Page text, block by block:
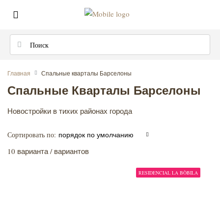
Главная Спальные кварталы Барселоны
Спальные Кварталы Барселоны
Новостройки в тихих районах города
10 варианта / вариантов
Сортировать по: порядок по умолчанию
RESIDENCIAL LA BÒBILA